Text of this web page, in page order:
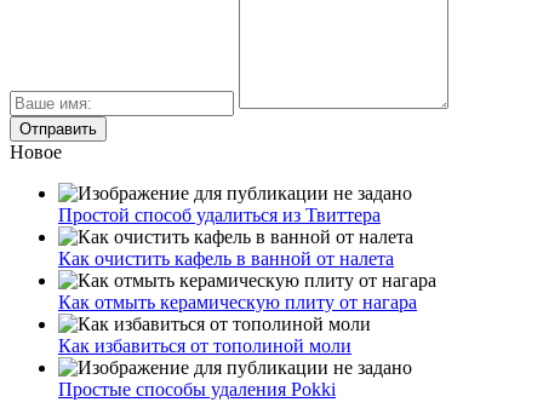
Новое
Простой способ удалиться из Твиттера
Как очистить кафель в ванной от налета
Как отмыть керамическую плиту от нагара
Как избавиться от тополиной моли
Простые способы удаления Pokki